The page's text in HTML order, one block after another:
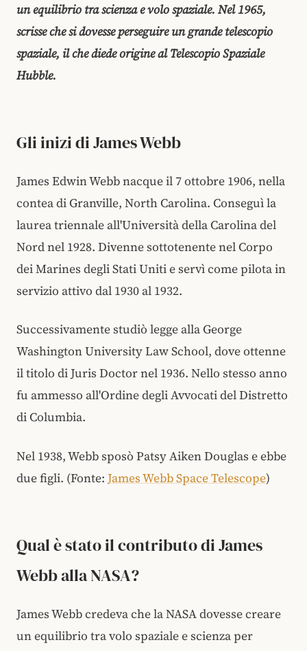
un equilibrio tra scienza e volo spaziale. Nel 1965,
scrisse che si dovesse perseguire un grande telescopio
spaziale, il che diede origine al Telescopio Spaziale
Hubble.
Gli inizi di James Webb
James Edwin Webb nacque il 7 ottobre 1906, nella
contea di Granville, North Carolina. Conseguì la
laurea triennale all'Università della Carolina del
Nord nel 1928. Divenne sottotenente nel Corpo
dei Marines degli Stati Uniti e servì come pilota in
servizio attivo dal 1930 al 1932.
Successivamente studiò legge alla George
Washington University Law School, dove ottenne
il titolo di Juris Doctor nel 1936. Nello stesso anno
fu ammesso all'Ordine degli Avvocati del Distretto
di Columbia.
Nel 1938, Webb sposò Patsy Aiken Douglas e ebbe
due figli. (Fonte: James Webb Space Telescope)
Qual è stato il contributo di James
Webb alla NASA?
James Webb credeva che la NASA dovesse creare
un equilibrio tra volo spaziale e scienza per